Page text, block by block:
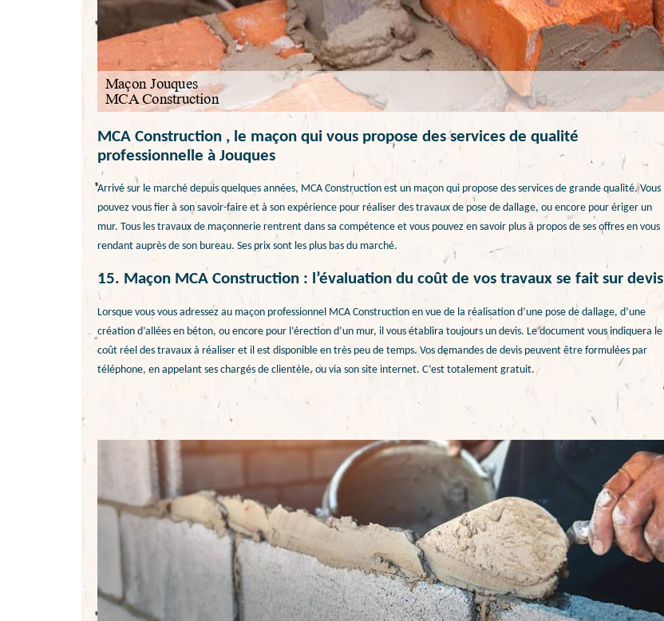
MCA Construction , le maçon qui vous propose des services de qualité
professionnelle à Jouques
Arrivé sur le marché depuis quelques années, MCA Construction est un maçon qui propose des services de grande qualité. Vous
pouvez vous fier à son savoir-faire et à son expérience pour réaliser des travaux de pose de dallage, ou encore pour ériger un
mur. Tous les travaux de maçonnerie rentrent dans sa compétence et vous pouvez en savoir plus à propos de ses offres en vous
rendant auprès de son bureau. Ses prix sont les plus bas du marché.
15. Maçon MCA Construction : l’évaluation du coût de vos travaux se fait sur devis
Lorsque vous vous adressez au maçon professionnel MCA Construction en vue de la réalisation d’une pose de dallage, d’une
création d’allées en béton, ou encore pour l’érection d’un mur, il vous établira toujours un devis. Le document vous indiquera le
coût réel des travaux à réaliser et il est disponible en très peu de temps. Vos demandes de devis peuvent être formulées par
téléphone, en appelant ses chargés de clientèle, ou via son site internet. C’est totalement gratuit.